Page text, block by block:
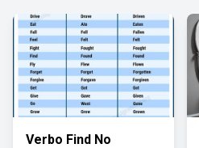
Verbo Find No